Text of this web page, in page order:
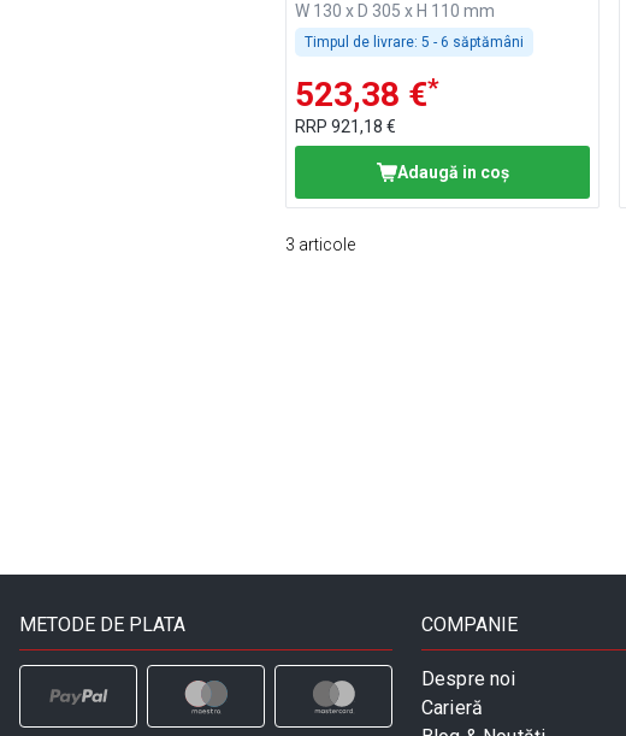
W 130 x D 305 x H 110 mm
Timpul de livrare: 5 - 6 săptămâni
523,38 €*
RRP 921,18 €
Adaugă in coş
3 articole
METODE DE PLATA COMPANIE
Despre noi
Carieră